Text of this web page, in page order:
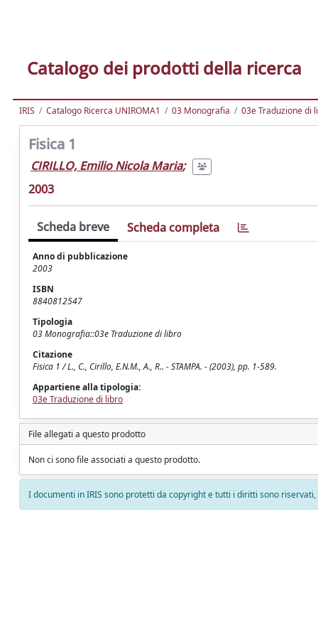
Catalogo dei prodotti della ricerca
IRIS Catalogo Ricerca UNIROMA1 03 Monografia 03e Traduzione di
Fisica 1
CIRILLO, Emilio Nicola Maria;
2003
Scheda breve Scheda completa
Anno di pubblicazione
2003
ISBN
8840812547
Tipologia
03 Monografia::03e Traduzione di libro
Citazione
Fisica 1 / L., C., Cirillo, E.N.M., A., R.. - STAMPA. - (2003), pp. 1-589.
Appartiene alla tipologia:
03e Traduzione di libro
File allegati a questo prodotto
Non ci sono file associati a questo prodotto.
I documenti in IRIS sono protetti da copyright e tutti i diritti sono